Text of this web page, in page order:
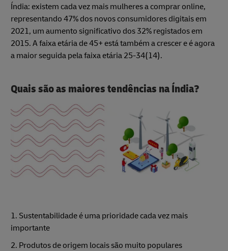
Índia: existem cada vez mais mulheres a comprar online,
representando 47% dos novos consumidores digitais em
2021, um aumento significativo dos 32% registados em
2015. A faixa etária de 45+ está também a crescer e é agora
a maior seguida pela faixa etária 25-34(14).
Quais são as maiores tendências na Índia?
1. Sustentabilidade é uma prioridade cada vez mais
importante
2. Produtos de origem locais são muito populares